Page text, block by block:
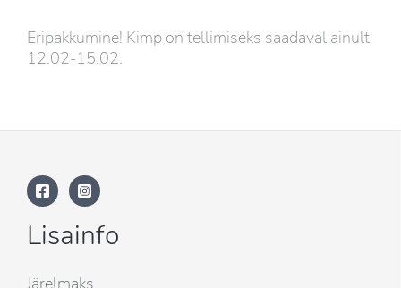
Eripakkumine! Kimp on tellimiseks saadaval ainult
12.02-15.02.
Lisainfo
Järelmaks